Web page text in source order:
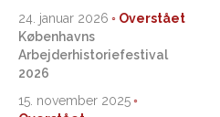
24. januar 2026
Københavns
Arbejderhistoriefestival
2026
15. november 2025